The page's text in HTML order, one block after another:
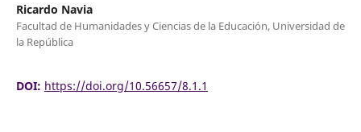
Ricardo Navia
Facultad de Humanidades y Ciencias de la Educación, Universidad de
la República
DOI: https://doi.org/10.56657/8.1.1